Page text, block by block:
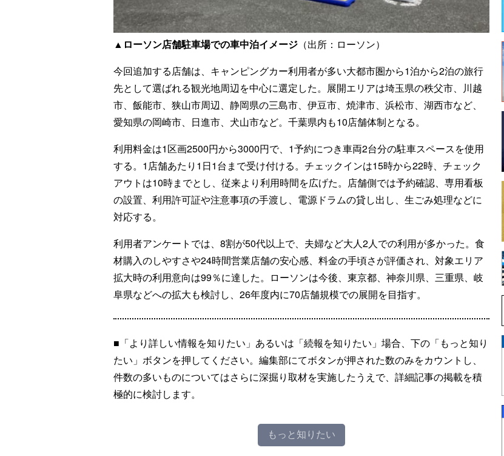
▲ローソン店舗駐車場での車中泊イメージ （出所：ローソン）
今回追加する店舗は、キャンピングカー利用者が多い大都市圏から1泊から2泊の旅行
先として選ばれる観光地周辺を中心に選定した。展開エリアは埼玉県の秩父市、川越
市、飯能市、狭山市周辺、静岡県の三島市、伊豆市、焼津市、浜松市、湖西市など、
愛知県の岡崎市、日進市、犬山市など。千葉県内も10店舗体制となる。
利用料金は1区画2500円から3000円で、1予約につき車両2台分の駐車スペースを使用
する。1店舗あたり1日1台まで受け付ける。チェックインは15時から22時、チェック
アウトは10時までとし、従来より利用時間を広げた。店舗側では予約確認、専用看板
の設置、利用許可証や注意事項の手渡し、電源ドラムの貸し出し、生ごみ処理などに
対応する。
利用者アンケートでは、8割が50代以上で、夫婦など大人2人での利用が多かった。食
材購入のしやすさや24時間営業店舗の安心感、料金の手頃さが評価され、対象エリア
拡大時の利用意向は99％に達した。ローソンは今後、東京都、神奈川県、三重県、岐
阜県などへの拡大も検討し、26年度内に70店舗規模での展開を目指す。
■「より詳しい情報を知りたい」あるいは「続報を知りたい」場合、下の「もっと知り
たい」ボタンを押してください。編集部にてボタンが押された数のみをカウントし、
件数の多いものについてはさらに深掘り取材を実施したうえで、詳細記事の掲載を積
極的に検討します。
もっと知りたい